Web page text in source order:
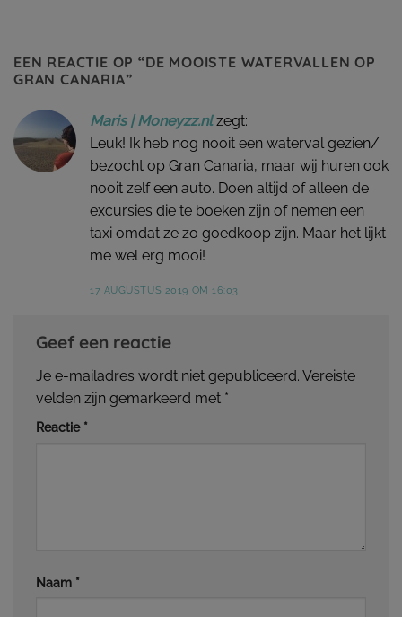
EEN REACTIE OP “DE MOOISTE WATERVALLEN OP
GRAN CANARIA”
Maris | Moneyzz.nl zegt:
Leuk! Ik heb nog nooit een waterval gezien/
bezocht op Gran Canaria, maar wij huren ook
nooit zelf een auto. Doen altijd of alleen de
excursies die te boeken zijn of nemen een
taxi omdat ze zo goedkoop zijn. Maar het lijkt
me wel erg mooi!
17 AUGUSTUS 2019 OM 16:03
Geef een reactie
Je e-mailadres wordt niet gepubliceerd. Vereiste
velden zijn gemarkeerd met *
Reactie *
Naam *